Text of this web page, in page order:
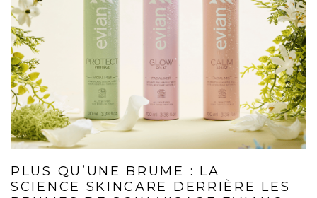
PLUS QU’UNE BRUME : LA
SCIENCE SKINCARE DERRIÈRE LES